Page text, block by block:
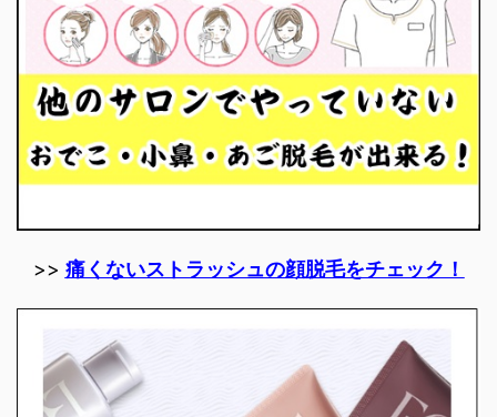
>> 痛くないストラッシュの顔脱毛をチェック！